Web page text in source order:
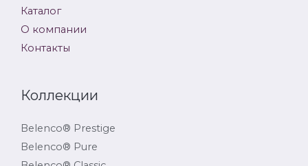
Каталог
О компании
Контакты
Коллекции
Belenco® Prestige
Belenco® Pure